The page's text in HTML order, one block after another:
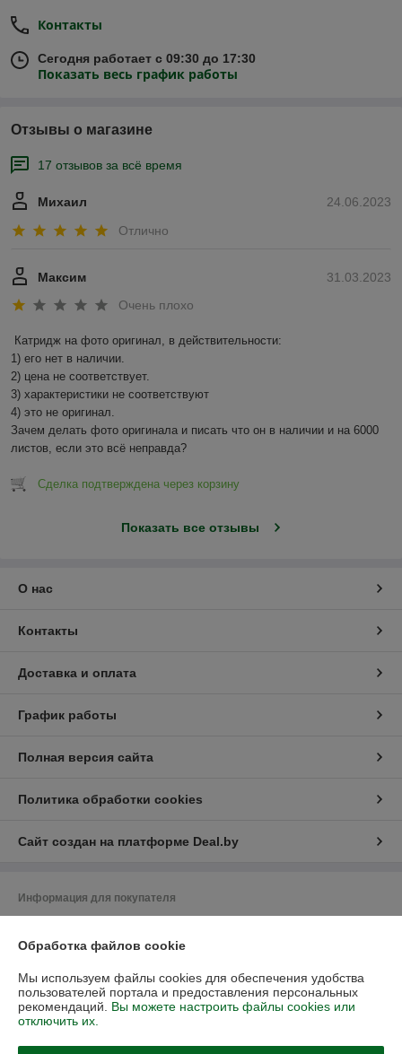
Контакты
Сегодня работает с 09:30 до 17:30
Показать весь график работы
Отзывы о магазине
17 отзывов за всё время
24.06.2023
Михаил
Отлично
31.03.2023
Максим
Очень плохо
Катридж на фото оригинал, в действительности:
1) его нет в наличии.
2) цена не соответствует.
3) характеристики не соответствуют
4) это не оригинал.
Зачем делать фото оригинала и писать что он в наличии и на 6000
листов, если это всё неправда?
Сделка подтверждена через корзину
Показать все отзывы
О нас
Контакты
Доставка и оплата
График работы
Полная версия сайта
Политика обработки cookies
Сайт создан на платформе Deal.by
Информация для покупателя
"Васбир"
г.Минск, ул.Чернышевского 10А, каб.104
Регистрационный номер ЕГР: 193458078
УНП: 193458078
Обработка файлов cookie
Мы используем файлы cookies для обеспечения удобства
пользователей портала и предоставления персональных
рекомендаций. Вы можете настроить файлы cookies или
отключить их.